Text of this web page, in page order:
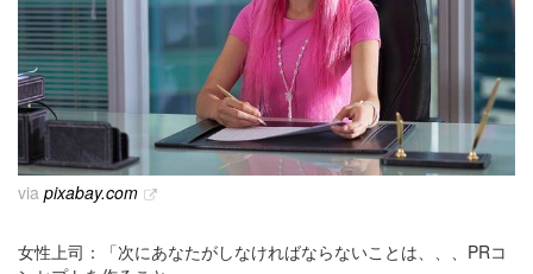
via pixabay.com
女性上司：「次にあなたがしなければならないことは、、、PRコ